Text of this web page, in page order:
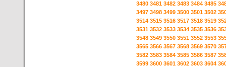
3480 3481 3482 3483 3484 3485
3497 3498 3499 3500 3501 3502
3514 3515 3516 3517 3518 3519
3531 3532 3533 3534 3535 3536
3548 3549 3550 3551 3552 3553
3565 3566 3567 3568 3569 3570
3582 3583 3584 3585 3586 3587
3599 3600 3601 3602 3603 3604